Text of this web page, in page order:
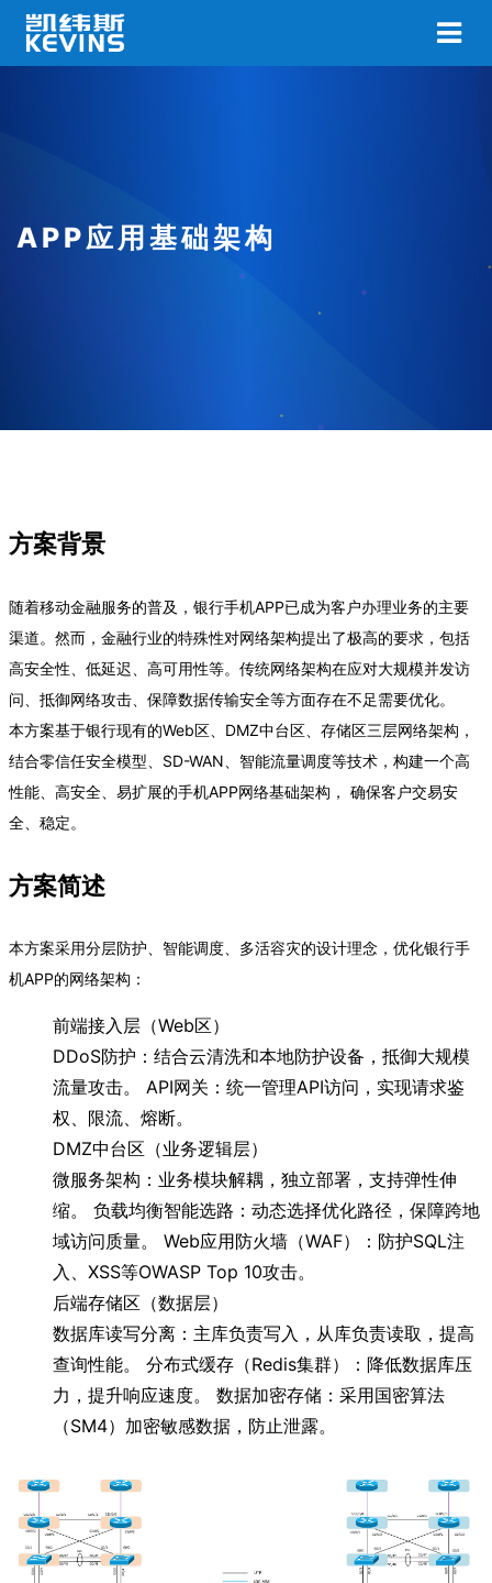
APP应用基础架构